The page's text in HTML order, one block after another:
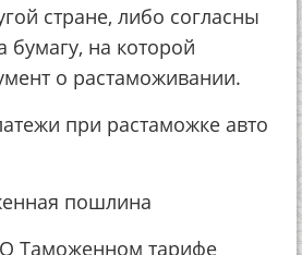
стране, либо согласны
бумагу, на которой
о растаможивании.
при растаможке авто
пошлина
О Таможенном тарифе